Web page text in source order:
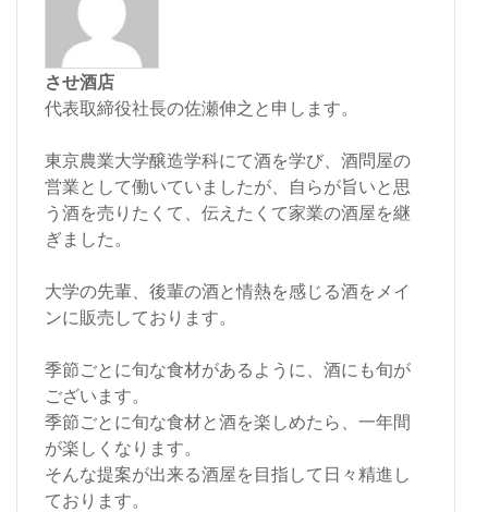
させ酒店
代表取締役社長の佐瀬伸之と申します。
東京農業大学醸造学科にて酒を学び、酒問屋の
営業として働いていましたが、自らが旨いと思
う酒を売りたくて、伝えたくて家業の酒屋を継
ぎました。
大学の先輩、後輩の酒と情熱を感じる酒をメイ
ンに販売しております。
季節ごとに旬な食材があるように、酒にも旬が
ございます。
季節ごとに旬な食材と酒を楽しめたら、一年間
が楽しくなります。
そんな提案が出来る酒屋を目指して日々精進し
ております。